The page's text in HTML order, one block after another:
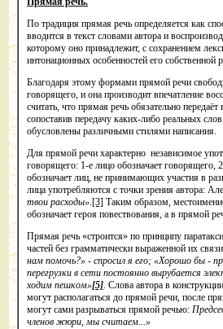
По традиция прямая речь определяется как
вводится в текст словами автора и
которому оно принадлежит, с сохранением
интонационных особенностей его собственной
Благодаря этому формами прямой речи
говорящего, и она производит впечатление
считать, что прямая речь обязательно
сопоставив передачу каких-либо реальных
обусловлены различными стилями написания.
Для прямой речи характерно независимое
говорящего: 1-е лицо обозначает говорящего,
обозначает лиц, не принимающих участия в
лица употребляются с точки зрения автора:
твои расходы».[3] Таким образом,
обозначает героя повествования, а в прямой
Прямая речь «строится» по принципу
частей без грамматически выраженной их
нам помочь?» - спросил я его; «Хорошо бы -
перегрузки в сети постоянно вырубается
ходим пешком»[5]. Слова автора в
могут располагаться до прямой речи, после
могут сами разрываться прямой речью:
членов жюри, мы считаем...»